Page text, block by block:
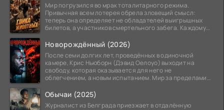
Мир погрузился во мрак тоталитарного режима.
Привычная всем лотерея обрела зловещий смысл:
теперь она определяет не обладателей выигрышных
билетов, а участников смертельного забега. Каждому
Новорождённый (2026)
После семи долгих лет, проведённых в одиночной
камере, Крис Ньюборн (Дэвид Оелоуо) выходит на
свободу, которая оказывается для него не
облегчением, а новым испытанием. Мир за пределами
Обычаи (2025)
Журналист из Белграда приезжает в отдалённую